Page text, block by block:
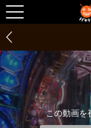
この動画を